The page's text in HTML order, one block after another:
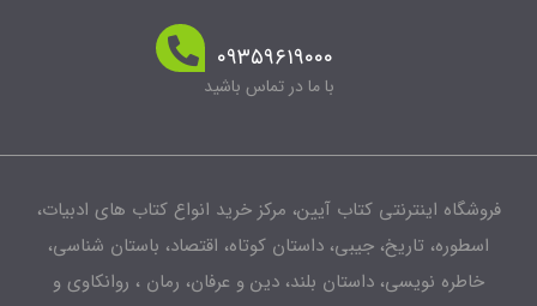
۰۹۳۵۹۶۱۹۰۰۰
با ما در تماس باشید
فروشگاه اینترنتی کتاب آیین، مرکز خرید انواع کتاب های ادبیات،
اسطوره، تاریخ، جیبی، داستان کوتاه، اقتصاد، باستان شناسی،
خاطره نویسی، داستان بلند، دین و عرفان، رمان ، روانکاوی و